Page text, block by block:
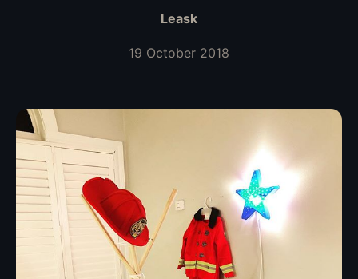
Leask
19 October 2018